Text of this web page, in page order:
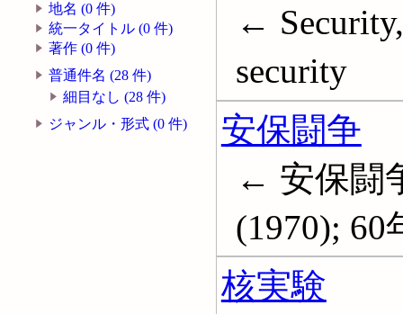
地名 (0 件)
統一タイトル (0 件)
著作 (0 件)
普通件名 (28 件)
細目なし (28 件)
ジャンル・形式 (0 件)
←
security
安保闘争
← 安保闘
(1970); 60
核実験